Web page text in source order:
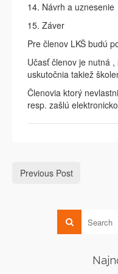
14. Návrh a uznesenie
15. Záver
Pre členov LKŠ budú
Učasť členov je nutná
uskutočnia takiež
Členovia ktorý
resp. zašlú
Previous Post